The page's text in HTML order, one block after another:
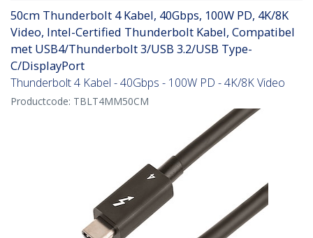
50cm Thunderbolt 4 Kabel, 40Gbps, 100W PD, 4K/8K
Video, Intel-Certified Thunderbolt Kabel, Compatibel
met USB4/Thunderbolt 3/USB 3.2/USB Type-
C/DisplayPort
Thunderbolt 4 Kabel - 40Gbps - 100W PD - 4K/8K Video
Productcode: TBLT4MM50CM